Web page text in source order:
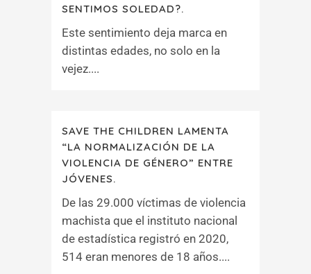
SENTIMOS SOLEDAD?.
Este sentimiento deja marca en
distintas edades, no solo en la
vejez....
SAVE THE CHILDREN LAMENTA
“LA NORMALIZACIÓN DE LA
VIOLENCIA DE GÉNERO” ENTRE
JÓVENES.
De las 29.000 víctimas de violencia
machista que el instituto nacional
de estadística registró en 2020,
514 eran menores de 18 años....